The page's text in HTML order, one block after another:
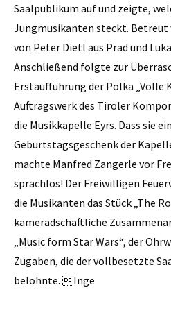
Saalpublikum auf und zeigte,
Jungmusikanten steckt. Betreut
von Peter Dietl aus Prad und
Anschließend folgte zur
Erstaufführung der Polka „Volle
Auftragswerk des Tiroler
die Musikkapelle Eyrs. Dass sie
Geburtstagsgeschenk der
machte Manfred Zangerle vor
sprachlos! Der Freiwilligen
die Musikanten das Stück „The
kameradschaftliche
„Music form Star Wars“, der
Zugaben, die der vollbesetzte
belohnte. Inge